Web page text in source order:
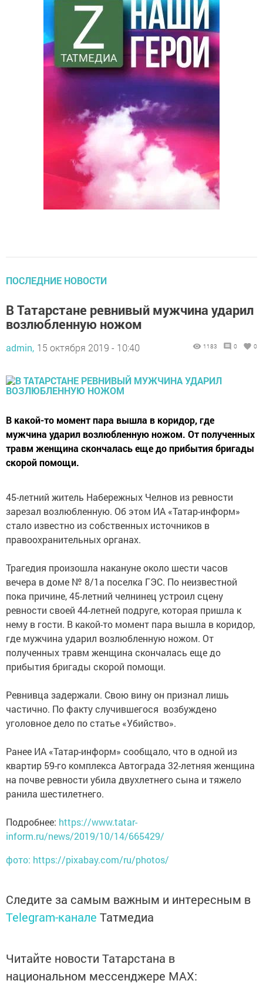
ПОСЛЕДНИЕ НОВОСТИ
В Татарстане ревнивый мужчина ударил
возлюбленную ножом
admin, 15 октября 2019 - 10:40 1183 0 0
В какой-то момент пара вышла в коридор, где
мужчина ударил возлюбленную ножом. От полученных
травм женщина скончалась еще до прибытия бригады
скорой помощи.
45-летний житель Набережных Челнов из ревности
зарезал возлюбленную. Об этом ИА «Татар-информ»
стало известно из собственных источников в
правоохранительных органах.
Трагедия произошла накануне около шести часов
вечера в доме № 8/1а поселка ГЭС. По неизвестной
пока причине, 45-летний челнинец устроил сцену
ревности своей 44-летней подруге, которая пришла к
нему в гости. В какой-то момент пара вышла в коридор,
где мужчина ударил возлюбленную ножом. От
полученных травм женщина скончалась еще до
прибытия бригады скорой помощи.
Ревнивца задержали. Свою вину он признал лишь
частично. По факту случившегося возбуждено
уголовное дело по статье «Убийство».
Ранее ИА «Татар-информ» сообщало, что в одной из
квартир 59-го комплекса Автограда 32-летняя женщина
на почве ревности убила двухлетнего сына и тяжело
ранила шестилетнего.
Подробнее: https://www.tatar-
inform.ru/news/2019/10/14/665429/
фото: https://pixabay.com/ru/photos/
Следите за самым важным и интересным в
Telegram-канале Татмедиа
Читайте новости Татарстана в
национальном мессенджере MАХ: